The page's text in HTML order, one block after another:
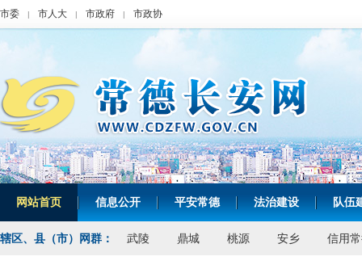
市委 | 市人大 | 市政府 | 市政协
网站首页 | 信息公开 | 平安常德 | 法治建设 | 队伍
辖区、县（市）网群： 武陵 鼎城 桃源 安乡 信用